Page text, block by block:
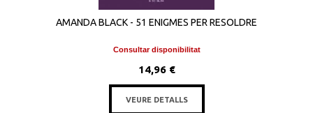
AMANDA BLACK - 51 ENIGMES PER RESOLDRE
Consultar disponibilitat
14,96 €
VEURE DETALLS